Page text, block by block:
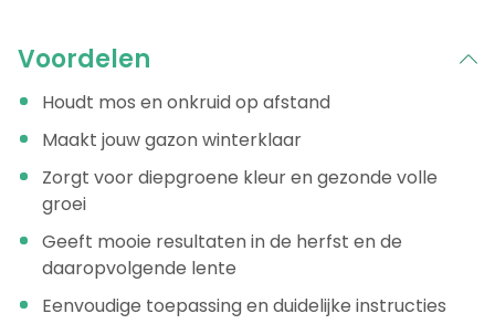
Voordelen
Houdt mos en onkruid op afstand
Maakt jouw gazon winterklaar
Zorgt voor diepgroene kleur en gezonde volle
groei
Geeft mooie resultaten in de herfst en de
daaropvolgende lente
Eenvoudige toepassing en duidelijke instructies